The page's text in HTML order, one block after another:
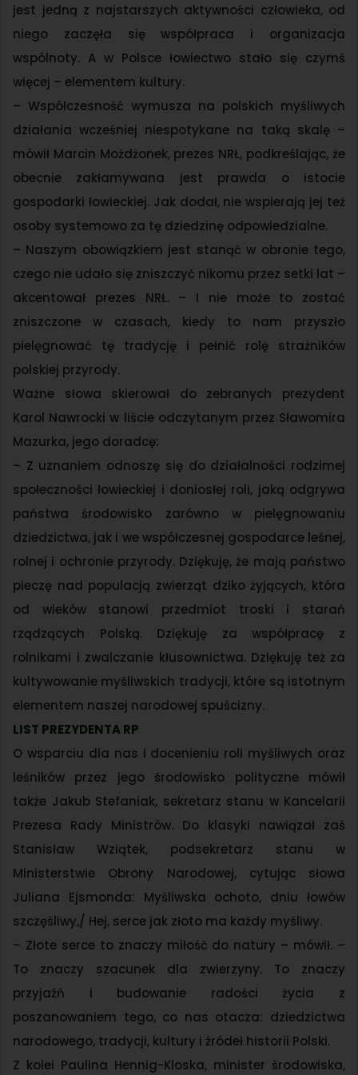
jest jedną z najstarszych aktywności człowieka, od
niego zaczęła się współpraca i organizacja
wspólnoty. A w Polsce łowiectwo stało się czymś
więcej – elementem kultury.
– Współczesność wymusza na polskich myśliwych
działania wcześniej niespotykane na taką skalę –
mówił Marcin Możdżonek, prezes NRŁ, podkreślając, że
obecnie zakłamywana jest prawda o istocie
gospodarki łowieckiej. Jak dodał, nie wspierają jej też
osoby systemowo za tę dziedzinę odpowiedzialne.
– Naszym obowiązkiem jest stanąć w obronie tego,
czego nie udało się zniszczyć nikomu przez setki lat –
akcentował prezes NRŁ. – I nie może to zostać
zniszczone w czasach, kiedy to nam przyszło
pielęgnować tę tradycję i pełnić rolę strażników
polskiej przyrody.
Ważne słowa skierował do zebranych prezydent
Karol Nawrocki w liście odczytanym przez Sławomira
Mazurka, jego doradcę:
– Z uznaniem odnoszę się do działalności rodzimej
społeczności łowieckiej i doniosłej roli, jaką odgrywa
państwa środowisko zarówno w pielęgnowaniu
dziedzictwa, jak i we współczesnej gospodarce leśnej,
rolnej i ochronie przyrody. Dziękuję, że mają państwo
pieczę nad populacją zwierząt dziko żyjących, która
od wieków stanowi przedmiot troski i starań
rządzących Polską. Dziękuję za współpracę z
rolnikami i zwalczanie kłusownictwa. Dziękuję też za
kultywowanie myśliwskich tradycji, które są istotnym
elementem naszej narodowej spuścizny.
LIST PREZYDENTA RP
O wsparciu dla nas i docenieniu roli myśliwych oraz
leśników przez jego środowisko polityczne mówił
także Jakub Stefaniak, sekretarz stanu w Kancelarii
Prezesa Rady Ministrów. Do klasyki nawiązał zaś
Stanisław Wziątek, podsekretarz stanu w
Ministerstwie Obrony Narodowej, cytując słowa
Juliana Ejsmonda: Myśliwska ochoto, dniu łowów
szczęśliwy,/ Hej, serce jak złoto ma każdy myśliwy.
– Złote serce to znaczy miłość do natury – mówił. –
To znaczy szacunek dla zwierzyny. To znaczy
przyjaźń i budowanie radości życia z
poszanowaniem tego, co nas otacza: dziedzictwa
narodowego, tradycji, kultury i źródeł historii Polski.
Z kolei Paulina Hennig-Kloska, minister środowiska,